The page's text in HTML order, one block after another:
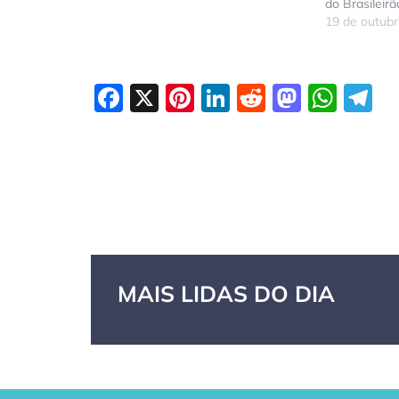
do
19 de
Facebook
X Pinterest
LinkedIn
Reddit
MAIS LIDAS DO DIA